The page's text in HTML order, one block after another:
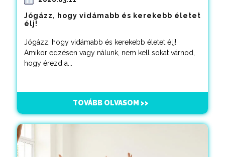
Jógázz, hogy vidámabb és kerekebb életet
élj!
Jógázz, hogy vidámabb és kerekebb életet élj!
Amikor edzésen vagy nálunk, nem kell sokat várnod,
hogy érezd a...
TOVÁBB OLVASOM >>